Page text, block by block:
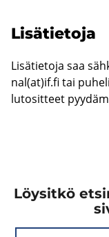
Li­sä­tie­to­ja
Li­sä­tie­to­ja saa
nal(at)if.fi tai
lu­to­sit­teet
Löysitkö